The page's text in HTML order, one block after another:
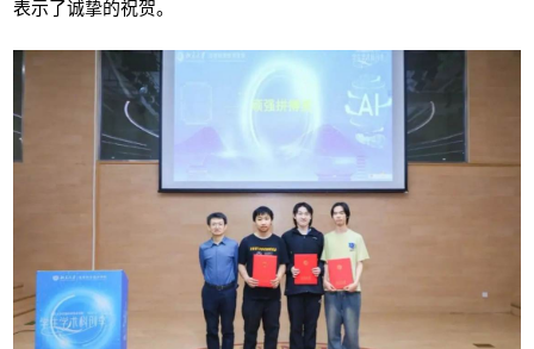
表示了诚挚的祝贺。